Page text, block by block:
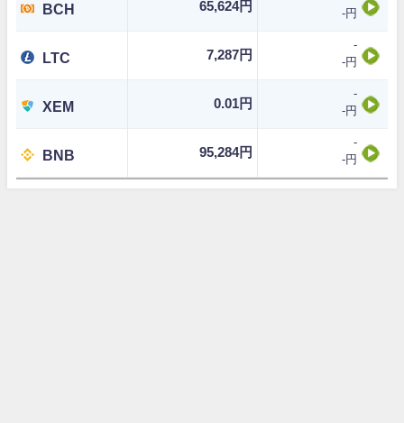
BCH 65,624円
-円
LTC 7,287円
-
-円
XEM 0.01円
-
-円
BNB 95,284円
-
-円